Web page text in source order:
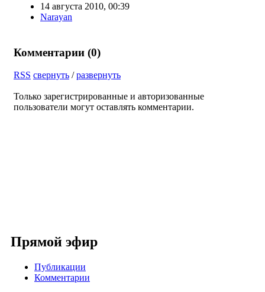
14 августа 2010, 00:39
Narayan
Комментарии (0)
RSS свернуть /развернуть
Только зарегистрированные и авторизованные
пользователи могут оставлять комментарии.
Прямой эфир
Публикации
Комментарии